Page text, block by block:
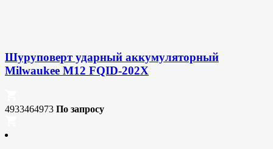
Шуруповерт ударный аккумуляторный
Milwaukee M12 FQID-202X
4933464973 По запросу